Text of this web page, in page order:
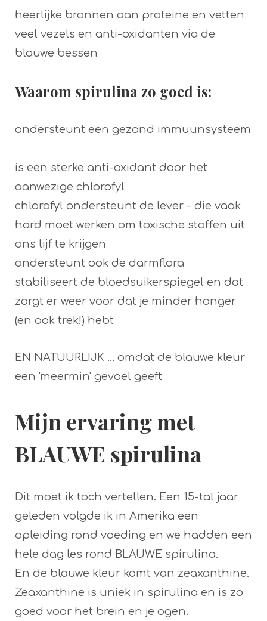
heerlijke bronnen aan proteine en vetten
veel vezels en anti-oxidanten via de
blauwe bessen
Waarom spirulina zo goed is:
ondersteunt een gezond immuunsysteem
is een sterke anti-oxidant door het
aanwezige chlorofyl
chlorofyl ondersteunt de lever - die vaak
hard moet werken om toxische stoffen uit
ons lijf te krijgen
ondersteunt ook de darmflora
stabiliseert de bloedsuikerspiegel en dat
zorgt er weer voor dat je minder honger
(en ook trek!) hebt
EN NATUURLIJK ... omdat de blauwe kleur
een 'meermin' gevoel geeft
Mijn ervaring met
BLAUWE spirulina
Dit moet ik toch vertellen. Een 15-tal jaar
geleden volgde ik in Amerika een
opleiding rond voeding en we hadden een
hele dag les rond BLAUWE spirulina.
En de blauwe kleur komt van zeaxanthine.
Zeaxanthine is uniek in spirulina en is zo
goed voor het brein en je ogen.